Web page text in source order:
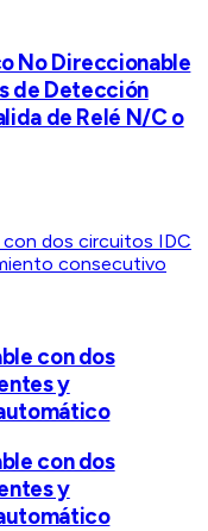
No Direccionable
de Detección
de Relé N/C o
con dos
y
con dos
y